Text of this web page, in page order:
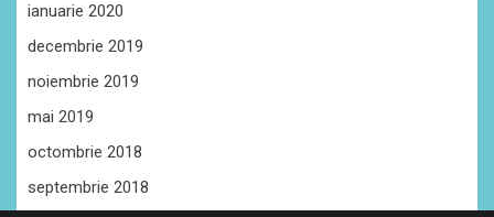
ianuarie 2020
decembrie 2019
noiembrie 2019
mai 2019
octombrie 2018
septembrie 2018